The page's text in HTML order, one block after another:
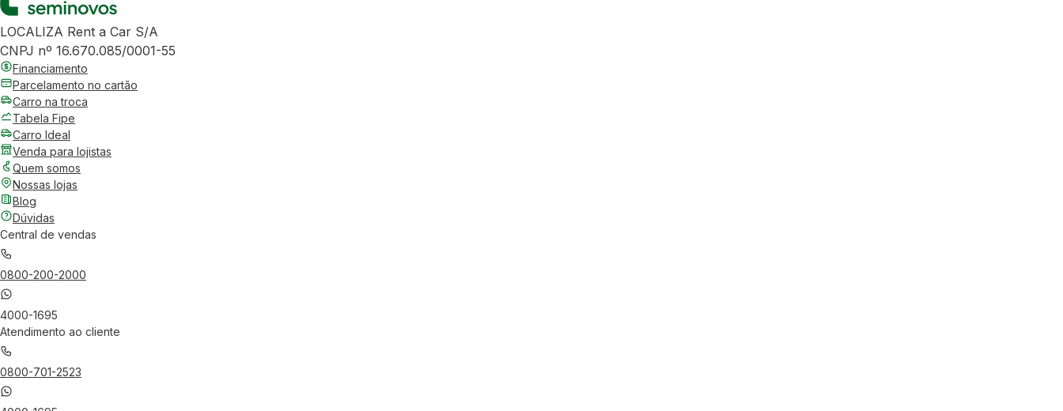
LOCALIZA Rent a Car S/A
CNPJ nº 16.670.085/0001-55
Financiamento
Parcelamento no cartão
Carro na troca
Tabela Fipe
Carro Ideal
Venda para lojistas
Quem somos
Nossas lojas
Blog
Dúvidas
Central de vendas
0800-200-2000
4000-1695
Atendimento ao cliente
0800-701-2523